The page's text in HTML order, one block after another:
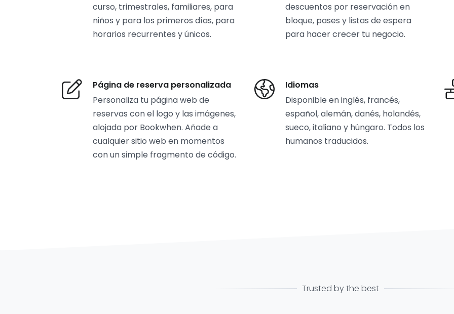
curso, trimestrales, familiares, para
niños y para los primeros días, para
horarios recurrentes y únicos.
descuentos por reservación en
bloque, pases y listas de espera
para hacer crecer tu negocio.
Página de reserva personalizada
Personaliza tu página web de
reservas con el logo y las imágenes,
alojada por Bookwhen. Añade a
cualquier sitio web en momentos
con un simple fragmento de código.
Idiomas
Disponible en inglés, francés,
español, alemán, danés, holandés,
sueco, italiano y húngaro. Todos los
humanos traducidos.
Trusted by the best